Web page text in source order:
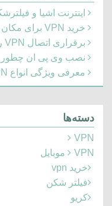
اینترنت اشیا و
خرید VPN برای مکان های عمومی
برقراری اتصال VPN روی ویندوز 8
نصب وی پی ان چطور IP شما را پنهان می کند؟
معرفی ویژگی انواع VPN برای iOS جهت خرید
دسته‌ها
VPN
VPN موبایل
خرید vpn
فیلتر شکن
کریو